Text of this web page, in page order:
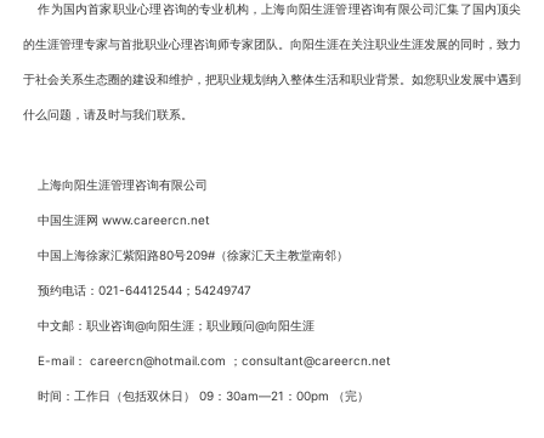
作为国内首家职业心理咨询的专业机构，上海向阳生涯管理咨询有限公司汇集了国内顶尖
的生涯管理专家与首批职业心理咨询师专家团队。向阳生涯在关注职业生涯发展的同时，致力
于社会关系生态圈的建设和维护，把职业规划纳入整体生活和职业背景。如您职业发展中遇到
什么问题，请及时与我们联系。
上海向阳生涯管理咨询有限公司
中国生涯网 www.careercn.net
中国上海徐家汇紫阳路80号209#（徐家汇天主教堂南邻）
预约电话：021-64412544；54249747
中文邮：职业咨询@向阳生涯；职业顾问@向阳生涯
E-mail： careercn@hotmail.com ；consultant@careercn.net
时间：工作日（包括双休日） 09：30am—21：00pm （完）